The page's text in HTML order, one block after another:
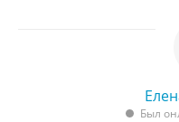
Был